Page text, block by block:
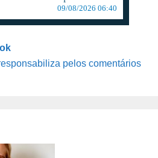
09/08/2026 06:40
pelos comentários